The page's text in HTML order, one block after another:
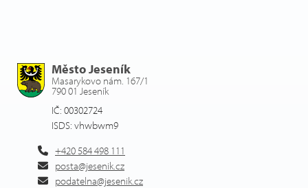
Město Jeseník
Masarykovo nám. 167/1
790 01 Jeseník
IČ: 00302724
ISDS: vhwbwm9
+420 584 498 111
posta@jesenik.cz
podatelna@jesenik.cz